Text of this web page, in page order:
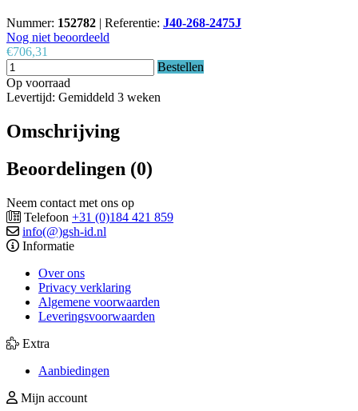
Nummer: 152782 | Referentie: J40-268-2475J
Nog niet beoordeeld
€706,31
Bestellen
Op voorraad
Levertijd: Gemiddeld 3 weken
Omschrijving
Beoordelingen (0)
Neem contact met ons op
Telefoon +31 (0)184 421 859
info(@)gsh-id.nl
Informatie
Over ons
Privacy verklaring
Algemene voorwaarden
Leveringsvoorwaarden
Extra
Aanbiedingen
Mijn account